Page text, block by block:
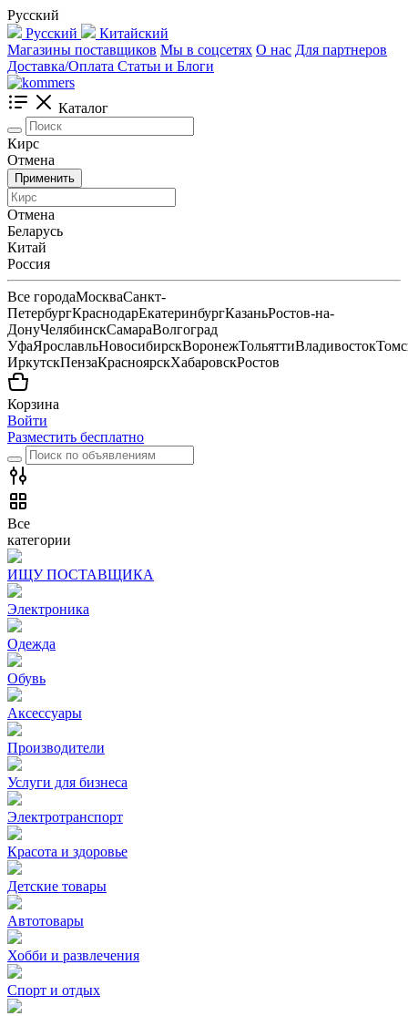
Русский
Русский
Китайский
Магазины поставщиков Мы в соцсетях О нас Для партнеров
Доставка/Оплата Статьи и Блоги
Каталог
Кирс
Отмена
Применить
Отмена
Беларусь
Китай
Россия
Все городаМоскваСанкт-
ПетербургКраснодарЕкатеринбургКазаньРостов-на-
ДонуЧелябинскСамараВолгоград
УфаЯрославльНовосибирскВоронежТольяттиВладивосток
ИркутскПензаКрасноярскХабаровскРостов
Корзина
Войти
Разместить бесплатно
Все
категории
ИЩУ ПОСТАВЩИКА
Электроника
Одежда
Обувь
Аксессуары
Производители
Услуги для бизнеса
Электротранспорт
Красота и здоровье
Детские товары
Автотовары
Хобби и развлечения
Спорт и отдых